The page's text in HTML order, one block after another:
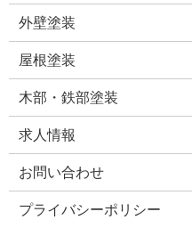
外壁塗装
屋根塗装
木部・鉄部塗装
求人情報
お問い合わせ
プライバシーポリシー